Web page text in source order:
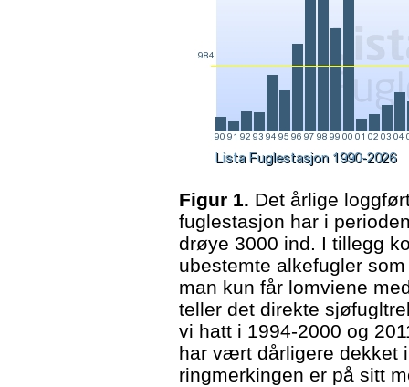
Figur 1. Det årlige
fuglestasjon har i
drøye 3000 ind. I tillegg
ubestemte alkefugler
man kun får lomviene
teller det direkte
vi hatt i 1994-2000 og
har vært dårligere dekket
ringmerkingen er på sitt